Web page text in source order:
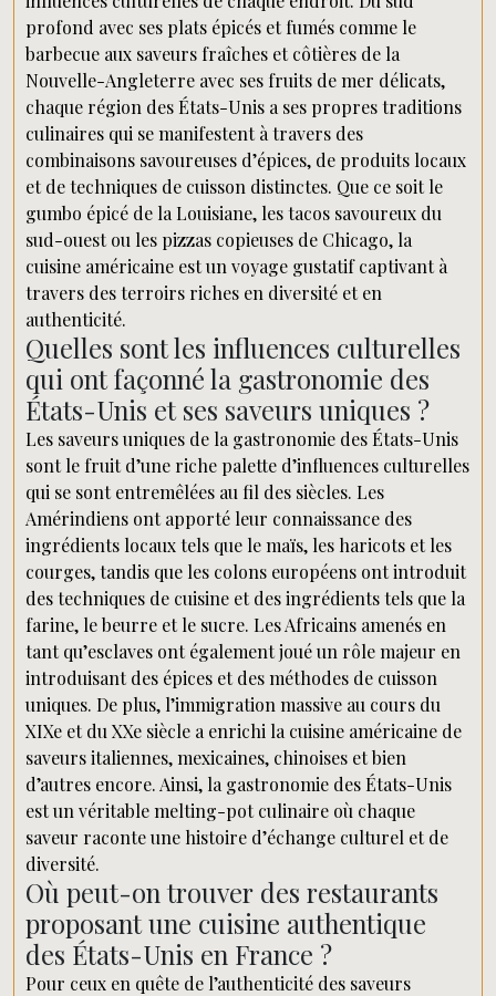
profond avec ses plats épicés et fumés comme le
barbecue aux saveurs fraîches et côtières de la
Nouvelle-Angleterre avec ses fruits de mer délicats,
chaque région des États-Unis a ses propres traditions
culinaires qui se manifestent à travers des
combinaisons savoureuses d’épices, de produits locaux
et de techniques de cuisson distinctes. Que ce soit le
gumbo épicé de la Louisiane, les tacos savoureux du
sud-ouest ou les pizzas copieuses de Chicago, la
cuisine américaine est un voyage gustatif captivant à
travers des terroirs riches en diversité et en
authenticité.
Quelles sont les influences culturelles
qui ont façonné la gastronomie des
États-Unis et ses saveurs uniques ?
Les saveurs uniques de la gastronomie des États-Unis
sont le fruit d’une riche palette d’influences culturelles
qui se sont entremêlées au fil des siècles. Les
Amérindiens ont apporté leur connaissance des
ingrédients locaux tels que le maïs, les haricots et les
courges, tandis que les colons européens ont introduit
des techniques de cuisine et des ingrédients tels que la
farine, le beurre et le sucre. Les Africains amenés en
tant qu’esclaves ont également joué un rôle majeur en
introduisant des épices et des méthodes de cuisson
uniques. De plus, l’immigration massive au cours du
XIXe et du XXe siècle a enrichi la cuisine américaine de
saveurs italiennes, mexicaines, chinoises et bien
d’autres encore. Ainsi, la gastronomie des États-Unis
est un véritable melting-pot culinaire où chaque
saveur raconte une histoire d’échange culturel et de
diversité.
Où peut-on trouver des restaurants
proposant une cuisine authentique
des États-Unis en France ?
Pour ceux en quête de l’authenticité des saveurs